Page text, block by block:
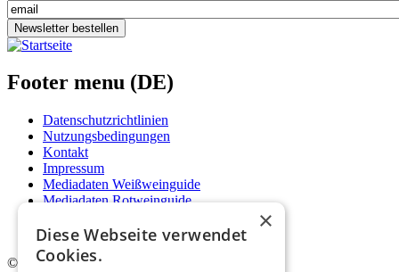
Newsletter bestellen
Footer menu (DE)
Datenschutzrichtlinien
Nutzungsbedingungen
Kontakt
Impressum
Mediadaten Weißweinguide
Mediadaten Rotweinguide
Newsletter
© 2026. Alle Rechte vorbehalten.
×
Diese Webseite verwendet
Cookies.